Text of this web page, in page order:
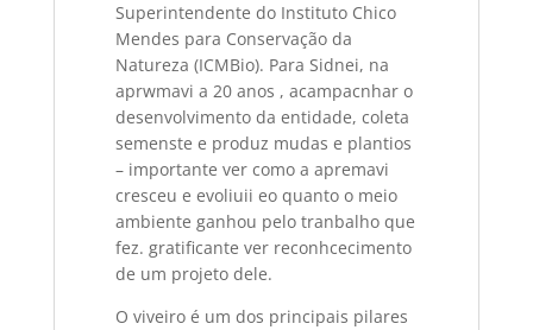
Superintendente do Instituto Chico
Mendes para Conservação da
Natureza (ICMBio). Para Sidnei, na
aprwmavi a 20 anos , acampacnhar o
desenvolvimento da entidade, coleta
semenste e produz mudas e plantios
– importante ver como a apremavi
cresceu e evoliuii eo quanto o meio
ambiente ganhou pelo tranbalho que
fez. gratificante ver reconhcecimento
de um projeto dele.
O viveiro é um dos principais pilares